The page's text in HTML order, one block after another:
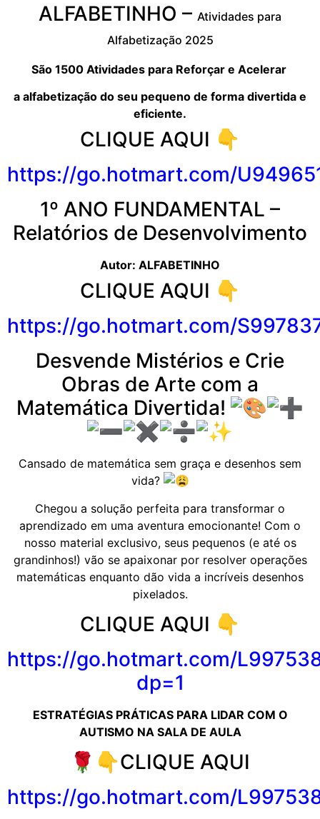
ALFABETINHO – Atividades para
Alfabetização 2025
São 1500 Atividades para Reforçar e Acelerar
a alfabetização do seu pequeno de forma divertida e
eficiente.
CLIQUE AQUI 👇
https://go.hotmart.com/
1º ANO FUNDAMENTAL –
Relatórios de Desenvolvimento
Autor: ALFABETINHO
CLIQUE AQUI 👇
https://go.hotmart.com/
Desvende Mistérios e Crie
Obras de Arte com a
Matemática Divertida!
Cansado de matemática sem graça e desenhos sem
vida?
Chegou a solução perfeita para transformar o
aprendizado em uma aventura emocionante! Com o
nosso material exclusivo, seus pequenos (e até os
grandinhos!) vão se apaixonar por resolver operações
matemáticas enquanto dão vida a incríveis desenhos
pixelados.
CLIQUE AQUI 👇
https://go.hotmart.com/
dp=1
ESTRATÉGIAS PRÁTICAS PARA LIDAR COM O
AUTISMO NA SALA DE AULA
🌹👇CLIQUE AQUI
https://go.hotmart.com/